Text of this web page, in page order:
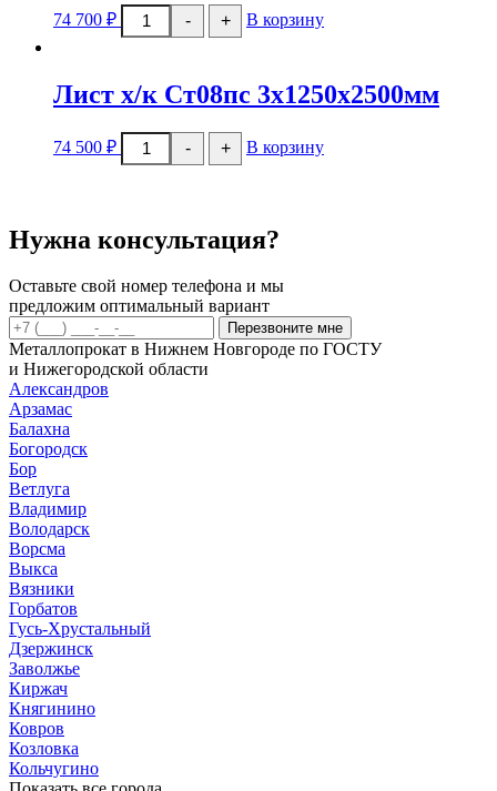
74 700 ₽ -
Количество
товара
Ст08пс
+ В корзину
Лист х/к Ст08пс 3х1250х2500мм
74 500 ₽ -
Количество
товара
3х1250х2500мм
+ В корзину
Нужна консультация?
Оставьте свой номер телефона и мы
предложим оптимальный вариант
Перезвоните мне
Металлопрокат в Нижнем Новгороде по ГОСТУ
и Нижегородской области
Александров
Арзамас
Балахна
Богородск
Бор
Ветлуга
Владимир
Володарск
Ворсма
Выкса
Вязники
Горбатов
Гусь-Хрустальный
Дзержинск
Заволжье
Киржач
Княгинино
Ковров
Козловка
Кольчугино